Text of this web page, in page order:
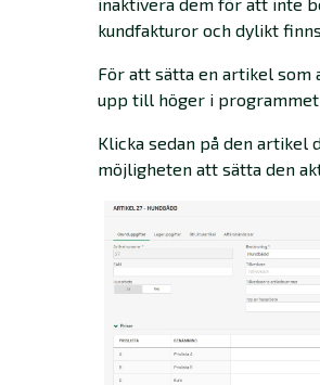
kundfakturor och dylikt
För att sätta en artikel som
upp till höger i
Klicka sedan på den artikel
möjligheten att sätta den